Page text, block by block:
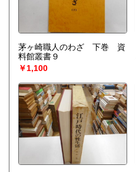
茅ヶ崎職人のわざ 下巻 資
料館叢書９
￥1,100